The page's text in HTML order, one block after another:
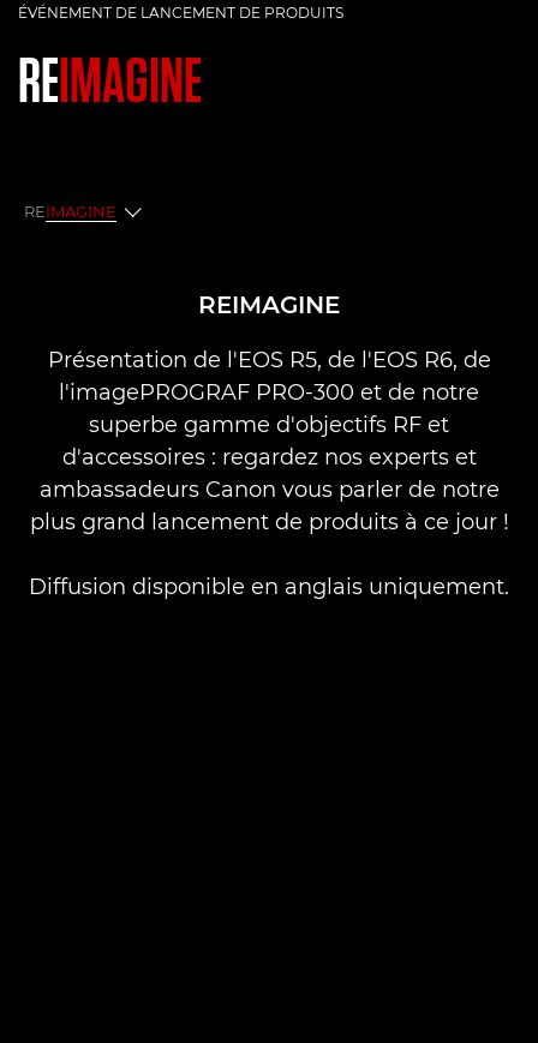
ÉVÉNEMENT DE LANCEMENT DE PRODUITS
REIMAGINE
REIMAGINE
REIMAGINE
Présentation de l'EOS R5, de l'EOS R6, de
l'imagePROGRAF PRO-300 et de notre
superbe gamme d'objectifs RF et
d'accessoires : regardez nos experts et
ambassadeurs Canon vous parler de notre
plus grand lancement de produits à ce jour !
Diffusion disponible en anglais uniquement.